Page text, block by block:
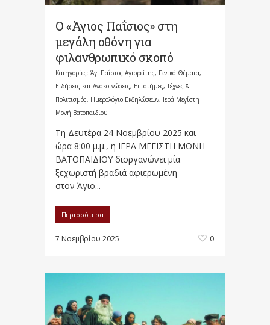
Ο «Άγιος Παΐσιος» στη
μεγάλη οθόνη για
φιλανθρωπικό σκοπό
Κατηγορίες: Άγ. Παΐσιος Αγιορείτης, Γενικά Θέματα,
Ειδήσεις και Ανακοινώσεις, Επιστήμες, Τέχνες &
Πολιτισμός, Ημερολόγιο Εκδηλώσεων, Ιερά Μεγίστη
Μονή Βατοπαιδίου
Τη Δευτέρα 24 Νοεμβρίου 2025 και
ώρα 8:00 μ.μ., η ΙΕΡΑ ΜΕΓΙΣΤΗ ΜΟΝΗ
ΒΑΤΟΠΑΙΔΙΟΥ διοργανώνει μία
ξεχωριστή βραδιά αφιερωμένη
στον Άγιο...
Περισσότερα
7 Νοεμβρίου 2025 0